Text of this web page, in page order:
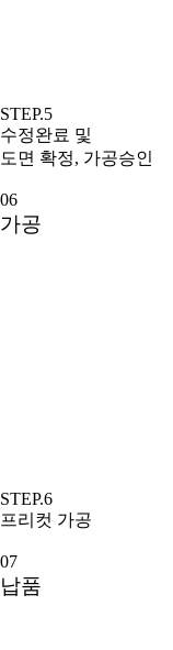
STEP.5
수정완료 및
도면 확정, 가공승인
06
가공
STEP.6
프리컷 가공
07
납품